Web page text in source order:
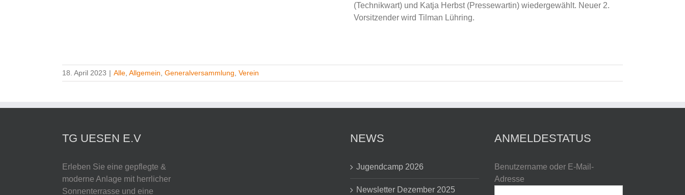
(Technikwart) und Katja Herbst (Pressewartin) wiedergewählt. Neuer 2.
Vorsitzender wird Tilman Lühring.
18. April 2023 | Alle, Allgemein, Generalversammlung, Verein
TG UESEN E.V
Erleben Sie eine gepflegte &
moderne Anlage mit herrlicher
Sonnenterrasse und eine
NEWS
Jugendcamp 2026
Newsletter Dezember 2025
ANMELDESTATUS
Benutzername oder E-Mail-
Adresse